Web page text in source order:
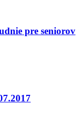
pre seniorov